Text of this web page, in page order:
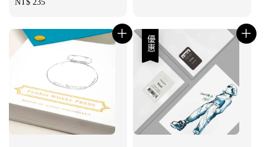
Regular
NT$ 235
優惠